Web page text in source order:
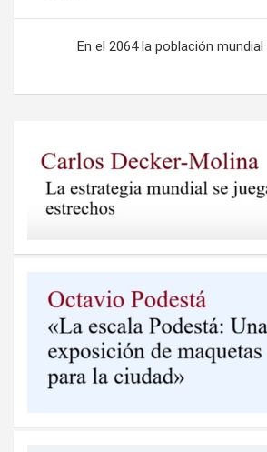
entradas
En el 2064 la población mundial